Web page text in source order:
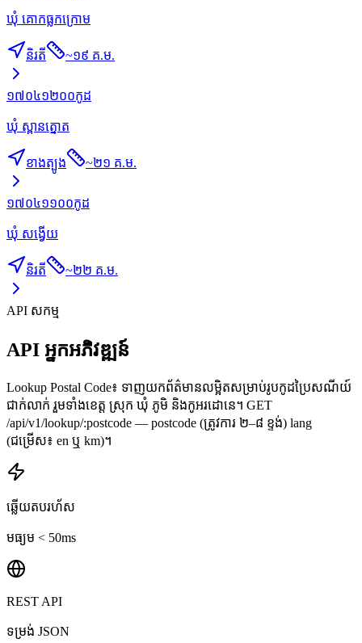
ឃុំ គោកធ្លកក្រោម
និរតី ~១៩ គ.ម.
១៧០៤១២០០កូដ
ឃុំ ស្ពានត្នោត
ខាងត្បូង ~២១ គ.ម.
១៧០៤១១០០កូដ
ឃុំ សង្វើយ
និរតី ~២២ គ.ម.
API សកម្ម
API អ្នកអភិវឌ្ឍន៍
Lookup Postal Code៖ ទាញយកព័ត៌មានលម្អិតសម្រាប់រូបកូដប្រៃសណីយ៍
ជាក់លាក់ រួមទាំងខេត្ត ស្រុក ឃុំ ភូមិ និងកូអរដោនេ។ GET
/api/v1/lookup/:postcode — postcode (ត្រូវការ ២–៨ ខ្ទង់) lang
(ជម្រើស៖ en ឬ km)។
ឆ្លើយតបរហ័ស
មធ្យម < 50ms
REST API
ទម្រង់ JSON